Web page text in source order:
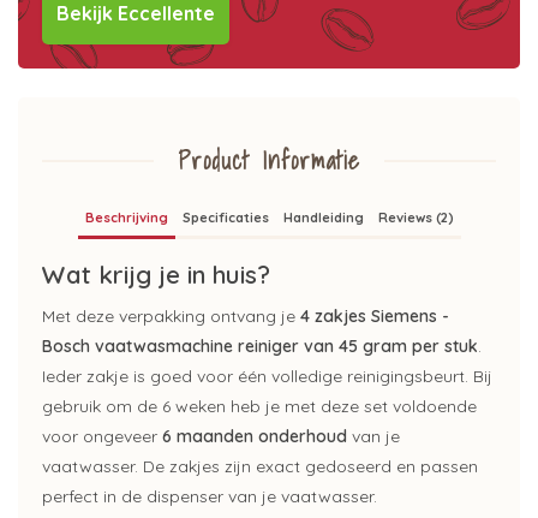
Bekijk Eccellente
Product Informatie
Beschrijving Specificaties Handleiding Reviews (2)
Wat krijg je in huis?
Met deze verpakking ontvang je 4 zakjes Siemens -
Bosch vaatwasmachine reiniger van 45 gram per stuk.
Ieder zakje is goed voor één volledige reinigingsbeurt. Bij
gebruik om de 6 weken heb je met deze set voldoende
voor ongeveer 6 maanden onderhoud van je
vaatwasser. De zakjes zijn exact gedoseerd en passen
perfect in de dispenser van je vaatwasser.